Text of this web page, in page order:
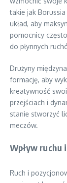
takie jak
układ, aby
pomocnicy
do płynnych
Drużyny
formację, aby
kreatywność
przejściach i
stanie stworzyć
meczów.
Wpływ
Ruch i